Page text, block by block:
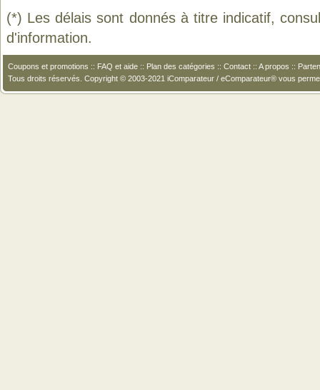
(*) Les délais sont donnés à titre indicatif,
d'information.
Coupons et promotions :: FAQ et aide :: Plan des catégories :: Contact :: A propos ::
Tous droits réservés. Copyright © 2003-2021 iComparateur / eComparateur® vous